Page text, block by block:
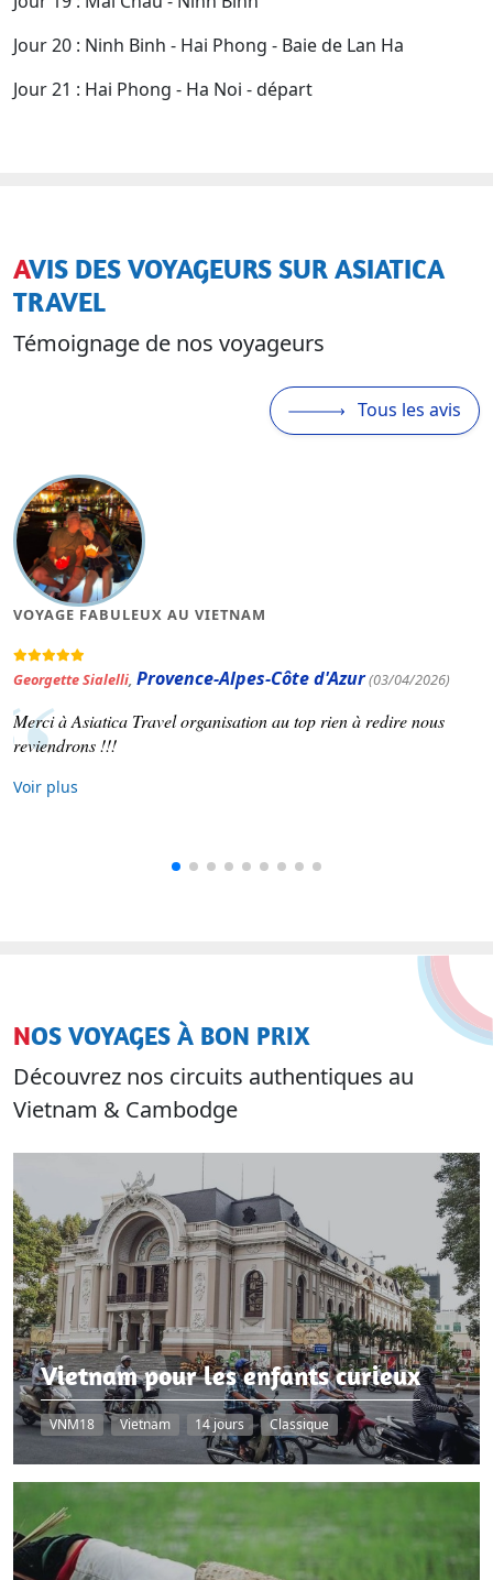
Jour 20 : Ninh Binh - Hai Phong - Baie de Lan Ha
Jour 21 : Hai Phong - Ha Noi - départ
AVIS DES VOYAGEURS SUR ASIATICA
TRAVEL
Témoignage de nos voyageurs
Tous les avis
MAGNIFIQUE VOYAGE AU VIETNAM
Patrick Varinard,Occitanie(19/03/2026)
Asiatica travel nous a concocté un voyage selon nos souhaits.
NOS VOYAGES À BON PRIX
Découvrez nos circuits authentiques au
Vietnam & Cambodge
Vietnam pour les enfants curieux
VNM18 Vietnam 14 jours Classique